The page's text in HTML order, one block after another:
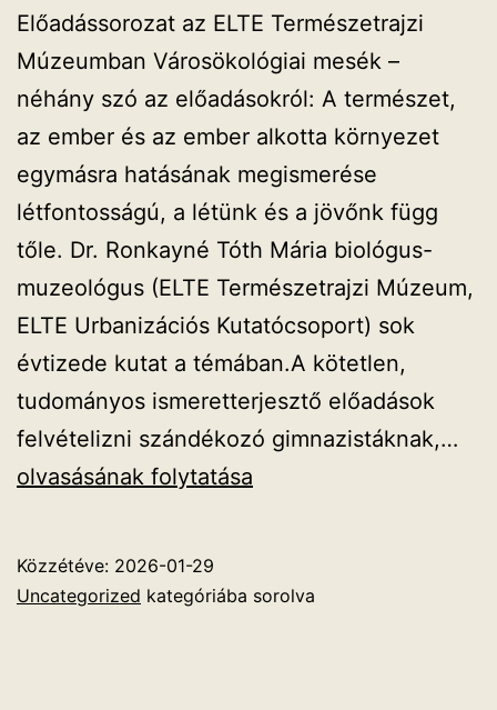
Előadássorozat az ELTE Természetrajzi
Múzeumban Városökológiai mesék –
néhány szó az előadásokról: A természet,
az ember és az ember alkotta környezet
egymásra hatásának megismerése
létfontosságú, a létünk és a jövőnk függ
tőle. Dr. Ronkayné Tóth Mária biológus-
muzeológus (ELTE Természetrajzi Múzeum,
ELTE Urbanizációs Kutatócsoport) sok
évtizede kutat a témában.A kötetlen,
tudományos ismeretterjesztő előadások
felvételizni szándékozó gimnazistáknak,…
olvasásának folytatása
Közzétéve: 2026-01-29
Uncategorized kategóriába sorolva